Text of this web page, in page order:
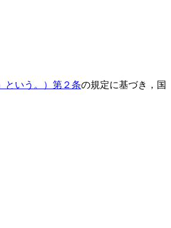
という。）第２条の規定に基づき，国